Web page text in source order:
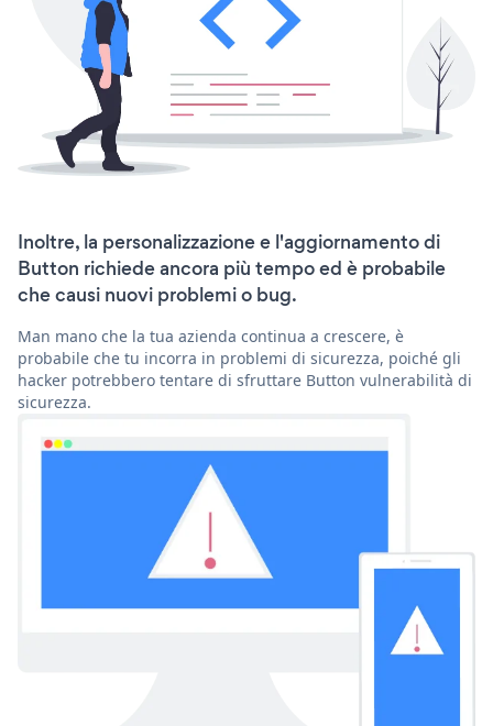
Inoltre, la personalizzazione e l'aggiornamento di
Button richiede ancora più tempo ed è probabile
che causi nuovi problemi o bug.
Man mano che la tua azienda continua a crescere, è
probabile che tu incorra in problemi di sicurezza, poiché gli
hacker potrebbero tentare di sfruttare Button vulnerabilità di
sicurezza.